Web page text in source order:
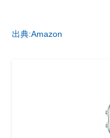
出典:Amazon